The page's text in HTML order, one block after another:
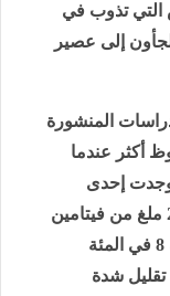
التي تذوب في
إلى عصير
المنشورة
أكثر عندما
إحدى
الدراسات التي استشهدت بها أن تناول 1-2 ملغ من فيتامين
سي يومياً يقلل من مدة نزلات البرد بنسبة 8 في المئة
عن تقليل شدة